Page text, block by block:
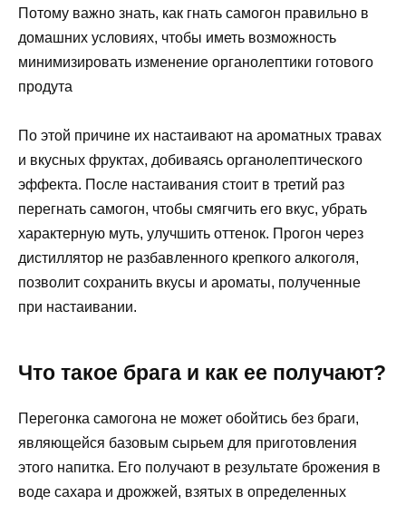
Потому важно знать, как гнать самогон правильно в
домашних условиях, чтобы иметь возможность
минимизировать изменение органолептики готового
продута
По этой причине их настаивают на ароматных травах
и вкусных фруктах, добиваясь органолептического
эффекта. После настаивания стоит в третий раз
перегнать самогон, чтобы смягчить его вкус, убрать
характерную муть, улучшить оттенок. Прогон через
дистиллятор не разбавленного крепкого алкоголя,
позволит сохранить вкусы и ароматы, полученные
при настаивании.
Что такое брага и как ее получают?
Перегонка самогона не может обойтись без браги,
являющейся базовым сырьем для приготовления
этого напитка. Его получают в результате брожения в
воде сахара и дрожжей, взятых в определенных